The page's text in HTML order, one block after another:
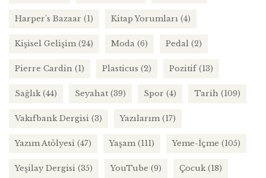
Harper's Bazaar (1) Kitap Yorumları (4)
Kişisel Gelişim (24) Moda (6) Pedal (2)
Pierre Cardin (1) Plasticus (2) Pozitif(13)
Sağlık(44) Seyahat (39) Spor (4) Tarih (109)
Vakıfbank Dergisi (3) Yazılarım (17)
Yazım Atölyesi (47) Yaşam (111) Yeme-İçme (105)
Yeşilay Dergisi (35) YouTube (9) Çocuk(18)